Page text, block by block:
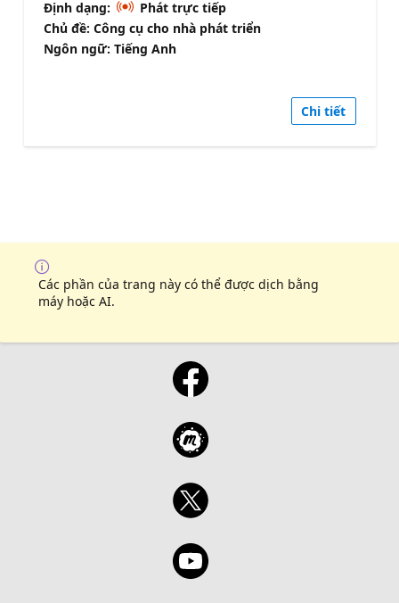
Định dạng:
Phát trực tiếp
Chủ đề: Công cụ cho nhà phát triển
Ngôn ngữ: Tiếng Anh
Chi tiết
Các phần của trang này có thể được dịch bằng
máy hoặc AI.